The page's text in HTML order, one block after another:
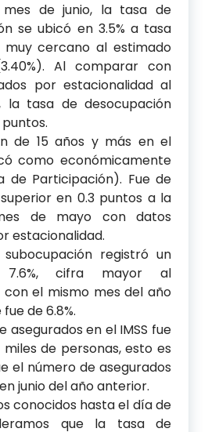
de junio, la tasa de
se ubicó en 3.5% a tasa
muy cercano al estimado
Al comparar con
por estacionalidad al
la tasa de desocupación
de 15 años y más en el
como económicamente
de Participación). Fue de
en 0.3 puntos a la
de mayo con datos
estacionalidad.
registró un
cifra mayor al
el mismo mes del año
de 6.8%.
asegurados en el IMSS fue
miles de personas, esto es
el número de asegurados
junio del año anterior.
conocidos hasta el día de
que la tasa de